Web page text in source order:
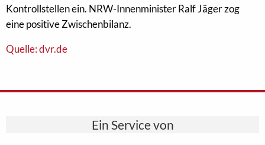
Kontrollstellen ein. NRW-Innenminister Ralf Jäger zog
eine positive Zwischenbilanz.
Quelle: dvr.de
Ein Service von